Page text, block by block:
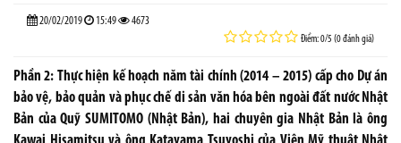
20/02/2019 15:49 4673
Điểm: 0/5 (0 đánh giá)
Phần 2: Thực hiện kế hoạch năm tài chính (2014 – 2015) cấp cho Dự án
bảo vệ, bảo quản và phục chế di sản văn hóa bên ngoài đất nước Nhật
Bản của Quỹ SUMITOMO (Nhật Bản), hai chuyên gia Nhật Bản là ông